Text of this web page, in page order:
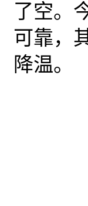
了空。
可靠，
降温。